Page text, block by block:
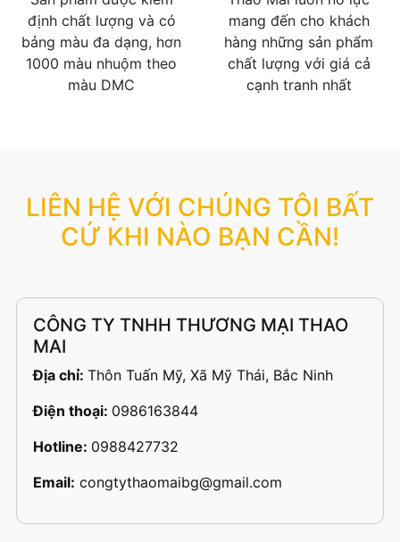
định chất lượng và có
bảng màu đa dạng, hơn
1000 màu nhuộm theo
màu DMC
mang đến cho khách
hàng những sản phẩm
chất lượng với giá cả
cạnh tranh nhất
LIÊN HỆ VỚI CHÚNG TÔI BẤT
CỨ KHI NÀO BẠN CẦN!
CÔNG TY TNHH THƯƠNG MẠI THAO
MAI
Địa chỉ: Thôn Tuấn Mỹ, Xã Mỹ Thái, Bắc Ninh
Điện thoại: 0986163844
Hotline: 0988427732
Email: congtythaomaibg@gmail.com